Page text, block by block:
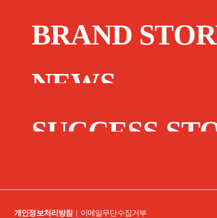
BRAND
NEWS
SUCCESS
개인정보처리방침 | 이메일무단수집거부